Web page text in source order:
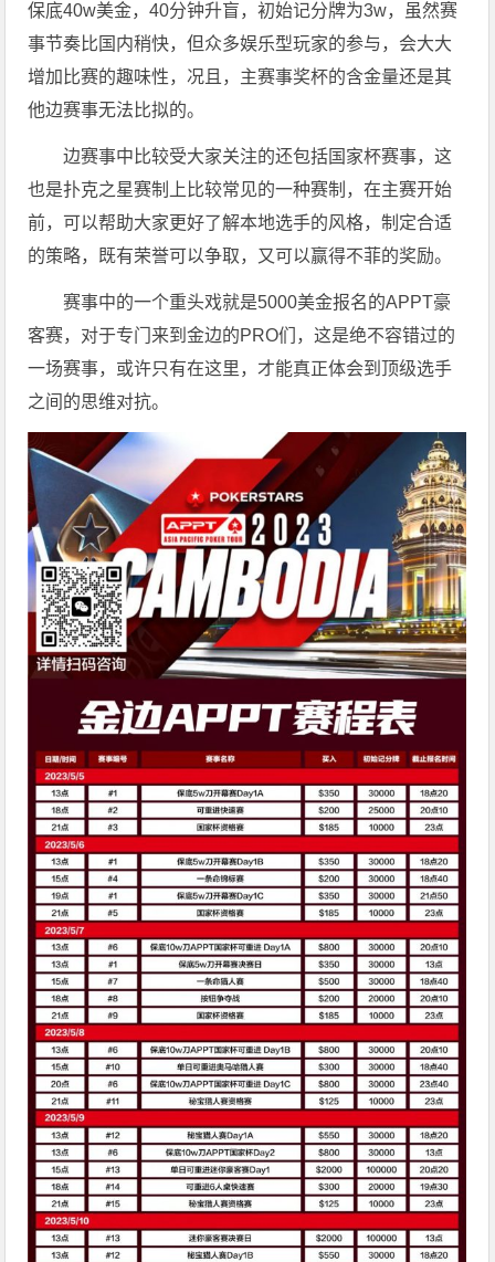
保底40w美金，40分钟升盲，初始记分牌为3w，虽然赛
事节奏比国内稍快，但众多娱乐型玩家的参与，会大大
增加比赛的趣味性，况且，主赛事奖杯的含金量还是其
他边赛事无法比拟的。
边赛事中比较受大家关注的还包括国家杯赛事，这
也是扑克之星赛制上比较常见的一种赛制，在主赛开始
前，可以帮助大家更好了解本地选手的风格，制定合适
的策略，既有荣誉可以争取，又可以赢得不菲的奖励。
赛事中的一个重头戏就是5000美金报名的APPT豪
客赛，对于专门来到金边的PRO们，这是绝不容错过的
一场赛事，或许只有在这里，才能真正体会到顶级选手
之间的思维对抗。